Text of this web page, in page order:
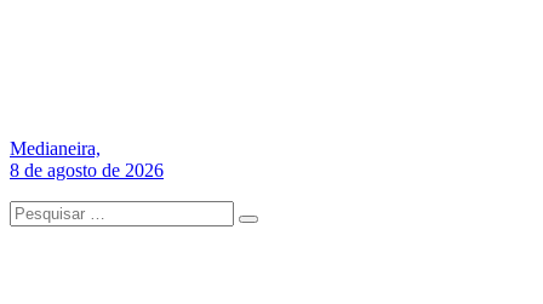
Medianeira,
8 de agosto de 2026